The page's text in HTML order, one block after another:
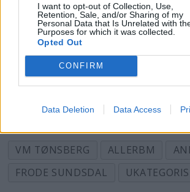
I want to opt-out of Collection, Use,
Retention, Sale, and/or Sharing of my
Personal Data that Is Unrelated with
Purposes for which it was collected.
Opted Out
CONFIRM
Data Deletion Data Access
1. Rupp Temper – Austria
2. Pierre Lundin – Sweden
3. Frode Sundsdal – Norway
VM TØNSBERG ALLERBM
FRODE SUNDSDAL